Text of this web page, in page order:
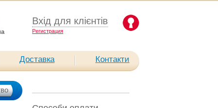
Вхід для клієнтів
Pегистрация
Доставка Контакти